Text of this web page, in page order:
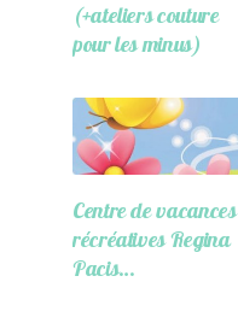
(+ateliers couture
pour les minus)
Centre de vacances
récréatives Regina
Pacis…